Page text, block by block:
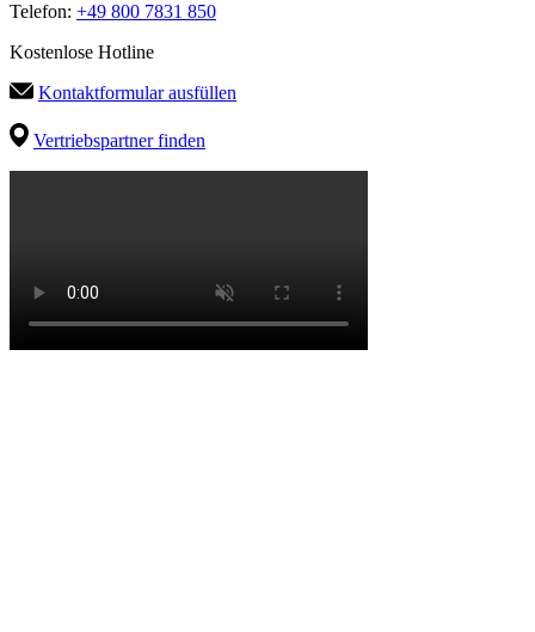
Telefon: +49 800 7831 850
Kostenlose Hotline
Kontaktformular ausfüllen
Vertriebspartner finden